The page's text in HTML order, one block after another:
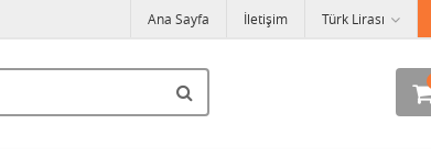
Türk Lirası
Ana Sayfa İletişim